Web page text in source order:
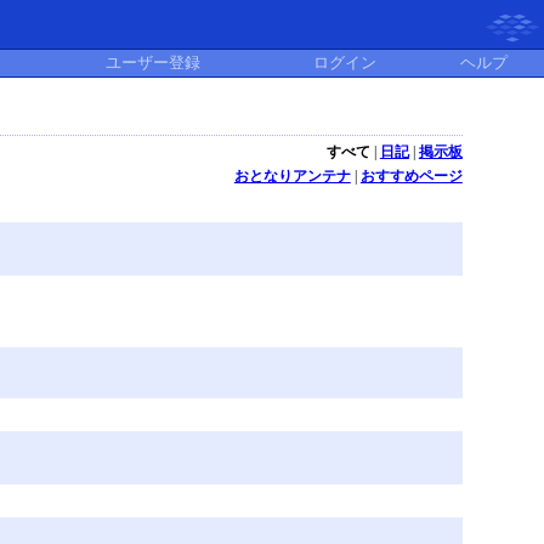
ユーザー登録 ログイン ヘルプ
すべて 日記| 掲示板
おとなりアンテナ| おすすめページ